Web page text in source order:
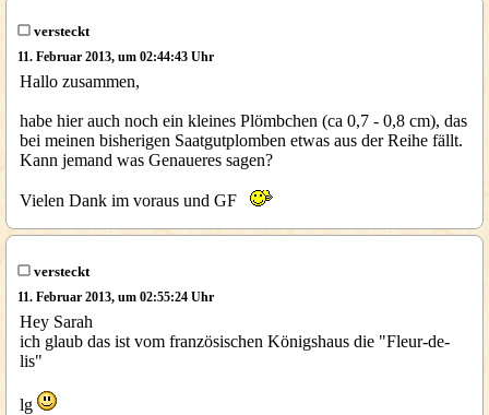
versteckt
11. Februar 2013, um 02:44:43 Uhr
Hallo zusammen,
habe hier auch noch ein kleines Plömbchen (ca 0,7 - 0,8 cm), das
bei meinen bisherigen Saatgutplomben etwas aus der Reihe fällt.
Kann jemand was Genaueres sagen?
Vielen Dank im voraus und GF
versteckt
11. Februar 2013, um 02:55:24 Uhr
Hey Sarah
ich glaub das ist vom französischen Königshaus die "Fleur-de-
lis"
lg